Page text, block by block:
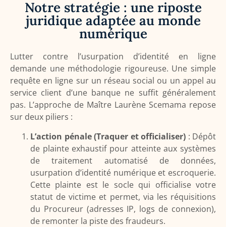
Notre stratégie : une riposte
juridique adaptée au monde
numérique
Lutter contre l’usurpation d’identité en ligne
demande une méthodologie rigoureuse. Une simple
requête en ligne sur un réseau social ou un appel au
service client d’une banque ne suffit généralement
pas. L’approche de Maître Laurène Scemama repose
sur deux piliers :
L’action pénale (Traquer et officialiser) : Dépôt
de plainte exhaustif pour atteinte aux systèmes
de traitement automatisé de données,
usurpation d’identité numérique et escroquerie.
Cette plainte est le socle qui officialise votre
statut de victime et permet, via les réquisitions
du Procureur (adresses IP, logs de connexion),
de remonter la piste des fraudeurs.